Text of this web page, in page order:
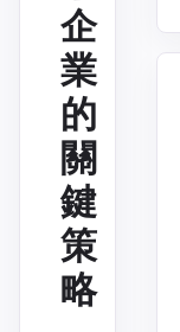
企
業
的
關
鍵
策
略